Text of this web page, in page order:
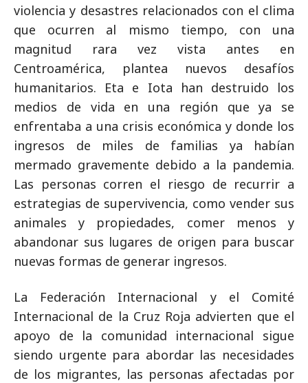
violencia y desastres relacionados con el clima
que ocurren al mismo tiempo, con una
magnitud rara vez vista antes en
Centroamérica, plantea nuevos desafíos
humanitarios. Eta e Iota han destruido los
medios de vida en una región que ya se
enfrentaba a una crisis económica y donde los
ingresos de miles de familias ya habían
mermado gravemente debido a la pandemia.
Las personas corren el riesgo de recurrir a
estrategias de supervivencia, como vender sus
animales y propiedades, comer menos y
abandonar sus lugares de origen para buscar
nuevas formas de generar ingresos.
La Federación Internacional y el Comité
Internacional de la Cruz Roja advierten que el
apoyo de la comunidad internacional sigue
siendo urgente para abordar las necesidades
de los migrantes, las personas afectadas por